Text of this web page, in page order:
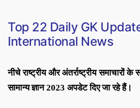
Top 22 Daily GK
International News
नीचे राष्ट्रीय और अंतर्राष्ट्रीय समाचारों के
सामान्य ज्ञान 2023 अपडेट दिए जा रहे हैं।